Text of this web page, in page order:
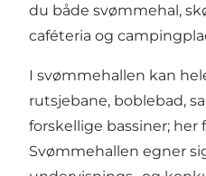
du både svømmehal,
caféteria og
I svømmehallen kan
rutsjebane, boblebad,
forskellige bassiner;
Svømmehallen egner